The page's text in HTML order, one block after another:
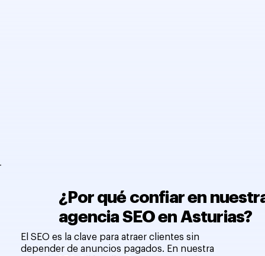
¿Por qué confiar en
agencia SEO en Asturias?
El SEO es la clave para atraer clientes sin
depender de anuncios pagados. En nuestra